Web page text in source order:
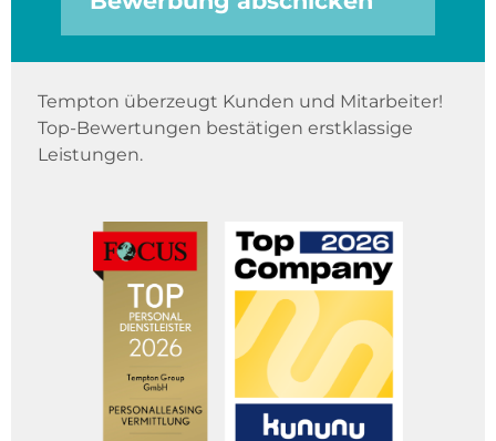
Tempton überzeugt Kunden und Mitarbeiter!
Top-Bewertungen bestätigen erstklassige
Leistungen.